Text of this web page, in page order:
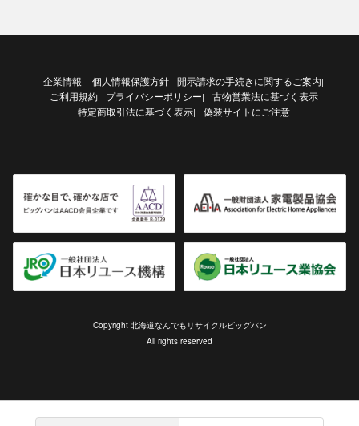
企業情報| 個人情報保護方針 開示請求の手続きに関するご案内|
ご利用規約 プライバシーポリシー|
古物営業法に基づく表示
特定商取引法に基づく表示| 偽装サイトにご注意
Copyright 北海道なんでもリサイクルビッグバン
All rights reserved